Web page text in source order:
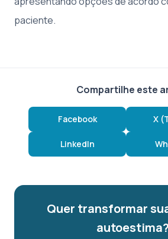
paciente.
Compartilhe este
Facebook X
LinkedIn
Quer transformar
autoestima?